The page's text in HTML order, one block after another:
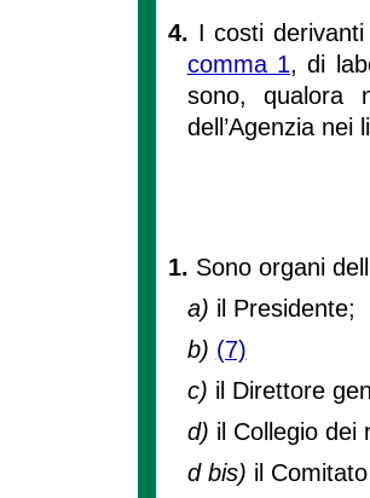
4. I costi
comma 1, di
sono, qualora
dell’Agenzia nei
1. Sono organi
a) il Presidente;
b) (7)
c) il Direttore
d) il Collegio dei
d bis) il